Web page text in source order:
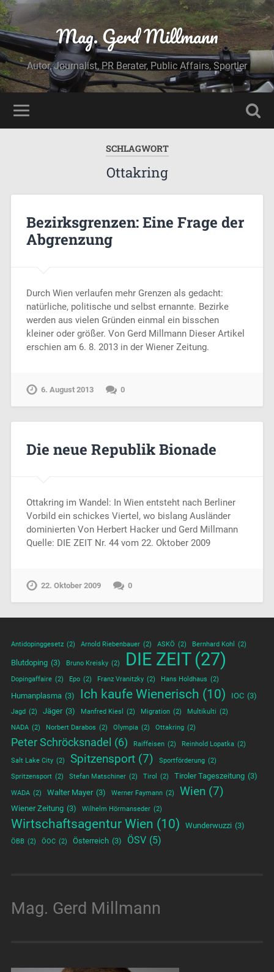
Mag. Gerd Millmann
Autor, Journalist, PR Berater, Public Affairs, Sportler
SCHLAGWORT
Ottakring
Bezirksgrenzen: Eine Frage der
Abgrenzung
Durch Wien verlaufen mehr Grenzen als gedacht:
natürliche, politische und selbst ernannte. Bezirke
werden aus vielen Gründen einmal ein bisschen
kleiner oder größer. Von Gerd Millmann Dieser Artikel
erschien am 6. 8. 2013 in der Wiener Zeitung.
6. August 2013 0
Die neue Republik Bionade
Ottakring im Wandel: In Wien entsteht nach Berliner
Vorbild ein schickes Viertel, wo bislang Ausländer
dominierten Von Herbert Hacker und Gerd Millmann
Quelle: DIE ZEIT Nr. 44 vom 22. Oktober 2009
22. Oktober 2009 0
Antidopinggesetz (2) Arnold Riebenbauer (2) ASKÖ (2) Bernhard Kohl (2)
Blutdoping (3) Bruno Kreisky (2) DIE ZEIT (27)
Dopingaffaire (2) Epo (2) Franz Vranitzky (2) Hans Holdhaus (2)
Humanplasma (3) Ich kaufe Wienerisch (10) IOC (3)
Jagd (2) Jäger (3) Manfred Kiesl (2) Migration (2) Multikulti (2)
NADA (2) Norbert Darabos (2) Olympia (2) Ottakring (2)
Peter Schröcksnadel (6) Raiffeisen (2) Reinhold Lopatka (2)
Salt Lake City (2) Spitzensport (7) Sportförderung (2)
Spritzensport (2) Stefan Matschiner (2) Tirol (2) Tiroler Tageszeitung (3)
WADA (2) Walter Mayer (3) Werner Faymann (2) Wien (7)
Wiener Zeitung (3) Wilhelm Hörmanseder (2)
Wirtschaftsagentur Wien (10) Wunderwuzzi (3)
ÖBB (2) ÖOC (2) Österreich (3) ÖSV (5)
Mag. Gerd Millmann